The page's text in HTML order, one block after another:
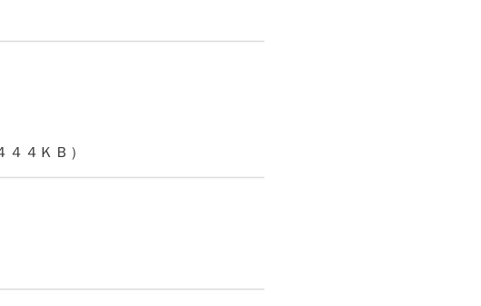
要となります。詳細は、下記「大会
。エントリー締切は６月１日(月)２３
４４ＫＢ）